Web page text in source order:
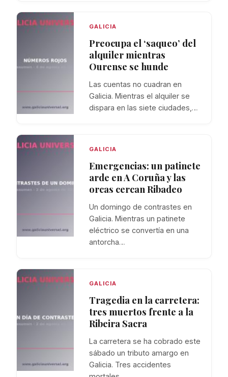
GALICIA
Preocupa el ‘saqueo’ del
alquiler mientras
Ourense se hunde
Las cuentas no cuadran en
Galicia. Mientras el alquiler se
dispara en las siete ciudades,…
GALICIA
Emergencias: un patinete
arde en A Coruña y las
orcas cercan Ribadeo
Un domingo de contrastes en
Galicia. Mientras un patinete
eléctrico se convertía en una
antorcha…
GALICIA
Tragedia en la carretera:
tres muertos frente a la
Ribeira Sacra
La carretera se ha cobrado este
sábado un tributo amargo en
Galicia. Tres accidentes